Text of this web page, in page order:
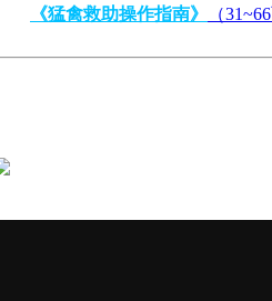
《猛禽救助操作指南》 （